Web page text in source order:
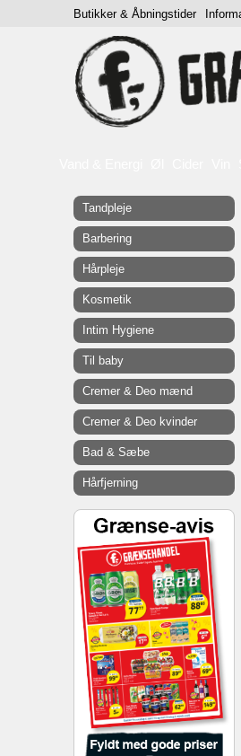
Tandpleje
Barbering
Hårpleje
Kosmetik
Intim Hygiene
Til baby
Cremer & Deo mænd
Cremer & Deo kvinder
Bad & Sæbe
Hårfjerning
Butikker & Åbningstider